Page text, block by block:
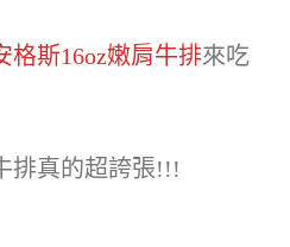
格斯16oz嫩肩牛排來吃
排真的超誇張!!!